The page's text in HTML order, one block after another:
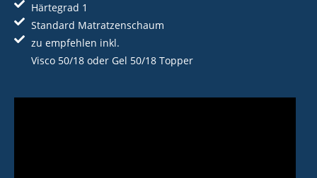
Härtegrad 1
Standard Matratzenschaum
zu empfehlen inkl.
Visco 50/18 oder Gel 50/18 Topper